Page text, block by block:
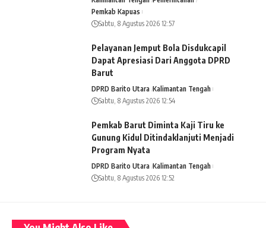
Pemkab Kapuas
Sabtu, 8 Agustus 2026 12:57
Pelayanan Jemput Bola Disdukcapil
Dapat Apresiasi Dari Anggota DPRD
Barut
DPRD Barito Utara Kalimantan Tengah
Sabtu, 8 Agustus 2026 12:54
Pemkab Barut Diminta Kaji Tiru ke
Gunung Kidul Ditindaklanjuti Menjadi
Program Nyata
DPRD Barito Utara Kalimantan Tengah
Sabtu, 8 Agustus 2026 12:52